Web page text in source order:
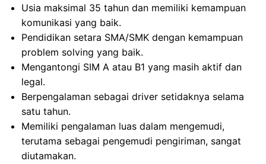
Usia maksimal 35 tahun dan memiliki kemampuan
komunikasi yang baik.
Pendidikan setara SMA/SMK dengan kemampuan
problem solving yang baik.
Mengantongi SIM A atau B1 yang masih aktif dan
legal.
Berpengalaman sebagai driver setidaknya selama
satu tahun.
Memiliki pengalaman luas dalam mengemudi,
terutama sebagai pengemudi pengiriman, sangat
diutamakan.